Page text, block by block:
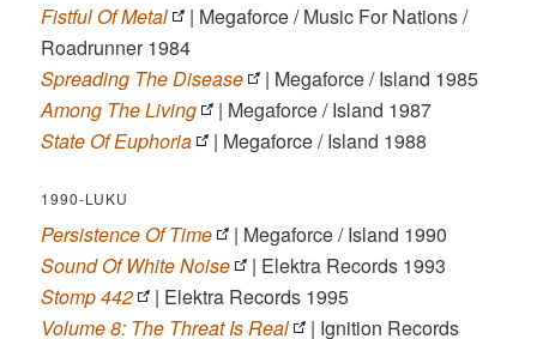
Fistful Of Metal
| Megaforce / Music For Nations /
Roadrunner 1984
Spreading The Disease
| Megaforce / Island 1985
Among The Living
| Megaforce / Island 1987
State Of Euphoria
| Megaforce / Island 1988
1990-LUKU
Persistence Of Time
| Megaforce / Island 1990
Sound Of White Noise
| Elektra Records 1993
Stomp 442
| Elektra Records 1995
Volume 8: The Threat Is Real
| Ignition Records